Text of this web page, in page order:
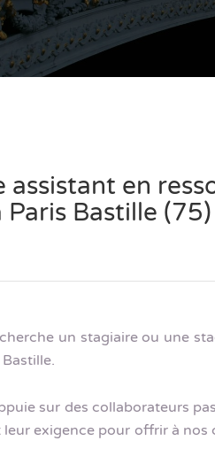
assistant en
Paris Bastille (75)
un stagiaire ou une
sur des collaborateurs
exigence pour offrir à